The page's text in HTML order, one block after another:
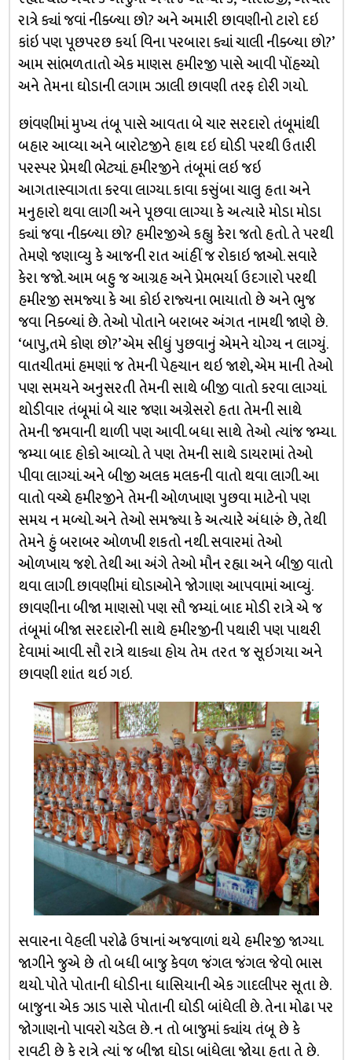
રાત્રે ક્યાં જવાં નીક્ળ્યા છો? અને અમારી છાવણીનો ટારો દઇ
કાંઇ પણ પૂછપરછ કર્યા વિના પરબારા ક્યાં ચાલી નીક્ળ્યા છો?’
આમ સાંભળતાતો એક માણસ હમીરજી પાસે આવી પોંહચ્યો
અને તેમના ઘોડાની લગામ ઝાલી છાવણી તરફ દોરી ગયો.
છાંવણીમાં મુખ્ય તંબૂ પાસે આવતા બે ચાર સરદારો તંબૂમાંથી
બહાર આવ્યા અને બારોટજીને હાથ દઇ ઘોડી પરથી ઉતારી
પરસ્પર પ્રેમથી ભેટ્યાં. હમીરજીને તંબૂમાં લઇ જઇ
આગતાસ્વાગતા કરવા લાગ્યા. કાવા કસુંબા ચાલુ હતા અને
મનુહારો થવા લાગી અને પૂછવા લાગ્યા કે અત્યારે મોડા મોડા
ક્યાં જવા નીક્ળ્યા છો? હમીરજીએ કહ્યુ કેરા જતો હતો. તે પરથી
તેમણે જણાવ્યુ કે આજની રાત આંહીં જ રોકાઇ જાઓ. સવારે
કેરા જજો. આમ બહુ જ આગ્રહ અને પ્રેમભર્યા ઉદગારો પરથી
હમીરજી સમજ્યા કે આ કોઇ રાજ્યના ભાયાતો છે અને ભુજ
જવા નિક્ળ્યાં છે. તેઓ પોતાને બરાબર અંગત નામથી જાણે છે.
‘બાપુ,તમે કોણ છો?’ એમ સીધું પુછવાનું એમને યોગ્ય ન લાગ્યું.
વાતચીતમાં હમણાં જ તેમની પેહચાન થઇ જાશે, એમ માની તેઓ
પણ સમયને અનુસરતી તેમની સાથે બીજી વાતો કરવા લાગ્યાં.
થોડીવાર તંબૂમાં બે ચાર જણા અગ્રેસરો હતા તેમની સાથે
તેમની જમવાની થાળી પણ આવી. બધા સાથે તેઓ ત્યાંજ જમ્યા.
જમ્યા બાદ હોકો આવ્યો. તે પણ તેમની સાથે ડાયરામાં તેઓ
પીવા લાગ્યાં. અને બીજી અલક મલકની વાતો થવા લાગી. આ
વાતો વચ્ચે હમીરજીને તેમની ઓળખાણ પુછવા માટેનો પણ
સમય ન મળ્યો. અને તેઓ સમજ્યા કે અત્યારે અંધારું છે, તેથી
તેમને હું બરાબર ઓળખી શકતો નથી. સવારમાં તેઓ
ઓળખાય જશે. તેથી આ અંગે તેઓ મૌન રહ્યા અને બીજી વાતો
થવા લાગી. છાવણીમાં ઘોડાઓને જોગાણ આપવામાં આવ્યું.
છાવણીના બીજા માણસો પણ સૌ જમ્યાં. બાદ મોડી રાત્રે એ જ
તંબૂમાં બીજા સરદારોની સાથે હમીરજીની પથારી પણ પાથરી
દેવામાં આવી. સૌ રાત્રે થાક્યા હોય તેમ તરત જ સૂઇગયા અને
છાવણી શાંત થઇ ગઇ.
સવારના વેહલી પરોઢે ઉષાનાં અજવાળાં થયે હમીરજી જાગ્યા.
જાગીને જુએ છે તો બધી બાજુ કેવળ જંગલ જંગલ જેવો ભાસ
થયો. પોતે પોતાની ધોડીના ધાસિયાની એક ગાદલીપર સૂતા છે.
બાજુના એક ઝાડ પાસે પોતાની ઘોડી બાંધેલી છે. તેના મોઢા પર
જોગાણનો પાવરો ચડેલ છે. ન તો બાજુમાં ક્યાંય તંબૂ છે કે
રાવટી છે કે રાત્રે ત્યાં જ બીજા ઘોડા બાંધેલા જોયા હતા તે છે.